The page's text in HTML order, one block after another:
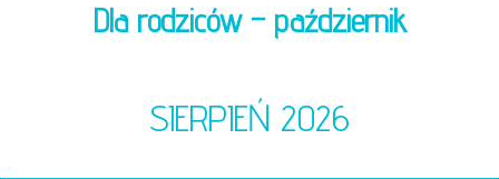
Dla rodziców – październik
SIERPIEŃ 2026